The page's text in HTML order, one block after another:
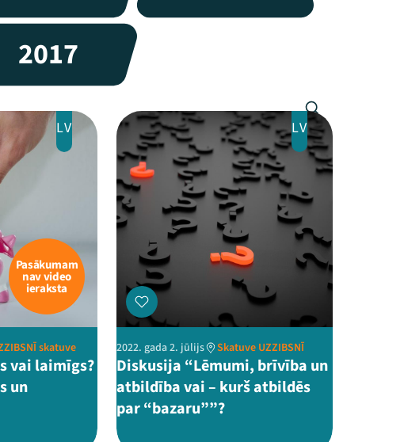
2017
LV
Pasākumam
nav video
ieraksta
skatuve
vai laimīgs?
un
LV
2022. gada 2. jūlijs Skatuve UZZIBSNĪ
Diskusija “Lēmumi, brīvība un
atbildība vai – kurš atbildēs
par “bazaru””?